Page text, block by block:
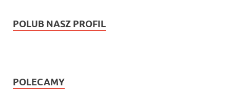
POLUB NASZ PROFIL
POLECAMY